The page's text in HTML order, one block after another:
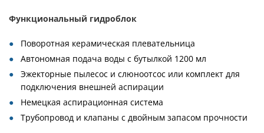
Функциональный гидроблок
Поворотная керамическая плевательница
Автономная подача воды с бутылкой 1200 мл
Эжекторные пылесос и слюноотсос или комплект для
подключения внешней аспирации
Немецкая аспирационная система
Трубопровод и клапаны с двойным запасом прочности